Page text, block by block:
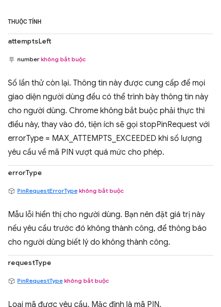
THUỘC TÍNH
attemptsLeft
number không bắt buộc
Số lần thử còn lại. Thông tin này được cung cấp để mọi
giao diện người dùng đều có thể trình bày thông tin này
cho người dùng. Chrome không bắt buộc phải thực thi
điều này, thay vào đó, tiện ích sẽ gọi stopPinRequest với
errorType = MAX_ATTEMPTS_EXCEEDED khi số lượng
yêu cầu về mã PIN vượt quá mức cho phép.
errorType
PinRequestErrorType không bắt buộc
Mẫu lỗi hiển thị cho người dùng. Bạn nên đặt giá trị này
nếu yêu cầu trước đó không thành công, để thông báo
cho người dùng biết lý do không thành công.
requestType
PinRequestType không bắt buộc
Loại mã được yêu cầu. Mặc định là mã PIN.